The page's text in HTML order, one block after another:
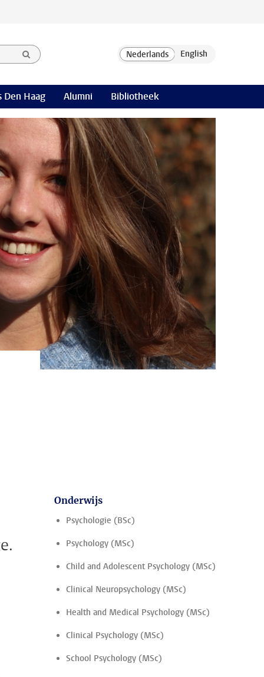
Den Haag Alumni Bibliotheek
Onderwijs
Psychologie (BSc)
Psychology (MSc)
Child and Adolescent Psychology (MSc)
Clinical Neuropsychology (MSc)
Health and Medical Psychology (MSc)
Clinical Psychology (MSc)
School Psychology (MSc)